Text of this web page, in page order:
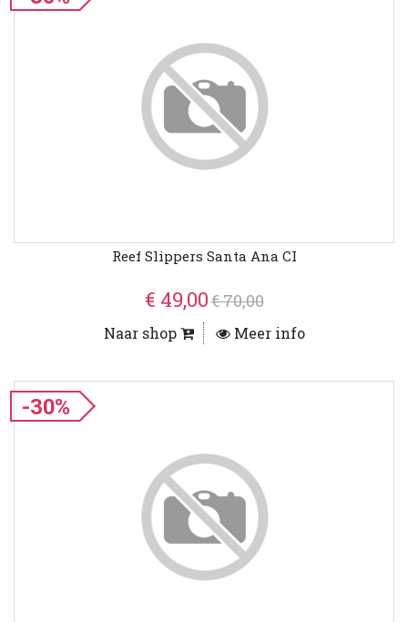
Reef Slippers Santa Ana CI
€ 49,00€ 70,00
Naar shop Meer info
-30%